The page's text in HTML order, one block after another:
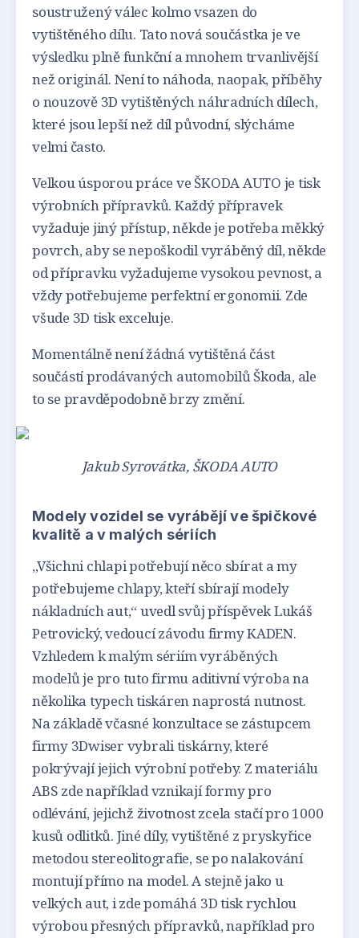
soustružený válec kolmo vsazen do
vytištěného dílu. Tato nová součástka je ve
výsledku plně funkční a mnohem trvanlivější
než originál. Není to náhoda, naopak, příběhy
o nouzově 3D vytištěných náhradních dílech,
které jsou lepší než díl původní, slýcháme
velmi často.
Velkou úsporou práce ve ŠKODA AUTO je tisk
výrobních přípravků. Každý přípravek
vyžaduje jiný přístup, někde je potřeba měkký
povrch, aby se nepoškodil vyráběný díl, někde
od přípravku vyžadujeme vysokou pevnost, a
vždy potřebujeme perfektní ergonomii. Zde
všude 3D tisk exceluje.
Momentálně není žádná vytištěná část
součástí prodávaných automobilů Škoda, ale
to se pravděpodobně brzy změní.
Jakub Syrovátka, ŠKODA AUTO
Modely vozidel se vyrábějí ve špičkové
kvalitě a v malých sériích
„Všichni chlapi potřebují něco sbírat a my
potřebujeme chlapy, kteří sbírají modely
nákladních aut,“ uvedl svůj příspěvek Lukáš
Petrovický, vedoucí závodu firmy KADEN.
Vzhledem k malým sériím vyráběných
modelů je pro tuto firmu aditivní výroba na
několika typech tiskáren naprostá nutnost.
Na základě včasné konzultace se zástupcem
firmy 3Dwiser vybrali tiskárny, které
pokrývají jejich výrobní potřeby. Z materiálu
ABS zde například vznikají formy pro
odlévání, jejichž životnost zcela stačí pro 1000
kusů odlitků. Jiné díly, vytištěné z pryskyřice
metodou stereolitografie, se po nalakování
montují přímo na model. A stejně jako u
velkých aut, i zde pomáhá 3D tisk rychlou
výrobou přesných přípravků, například pro